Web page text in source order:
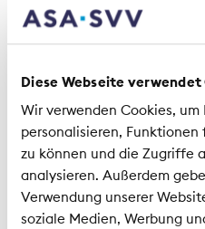
Diese Webseite verwendet
Wir verwenden Cookies,
personalisieren,
zu können und die Zugriffe
analysieren. Außerdem
Verwendung unserer
soziale Medien, Werbung
Open Finance
Size:
146.88 KB
Type:
Created:
2022-12-16